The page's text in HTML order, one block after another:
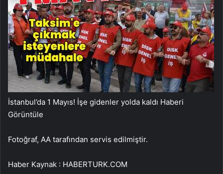
İstanbul’da 1 Mayıs! İşe gidenler yolda kaldı Haberi
Görüntüle
Fotoğraf, AA tarafından servis edilmiştir.
Haber Kaynak : HABERTURK.COM